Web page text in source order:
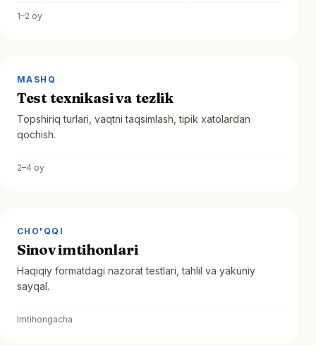
1–2 oy
MASHQ
Test texnikasi va tezlik
Topshiriq turlari, vaqtni taqsimlash, tipik xatolardan
qochish.
2–4 oy
CHO'QQI
Sinov imtihonlari
Haqiqiy formatdagi nazorat testlari, tahlil va yakuniy
sayqal.
Imtihongacha